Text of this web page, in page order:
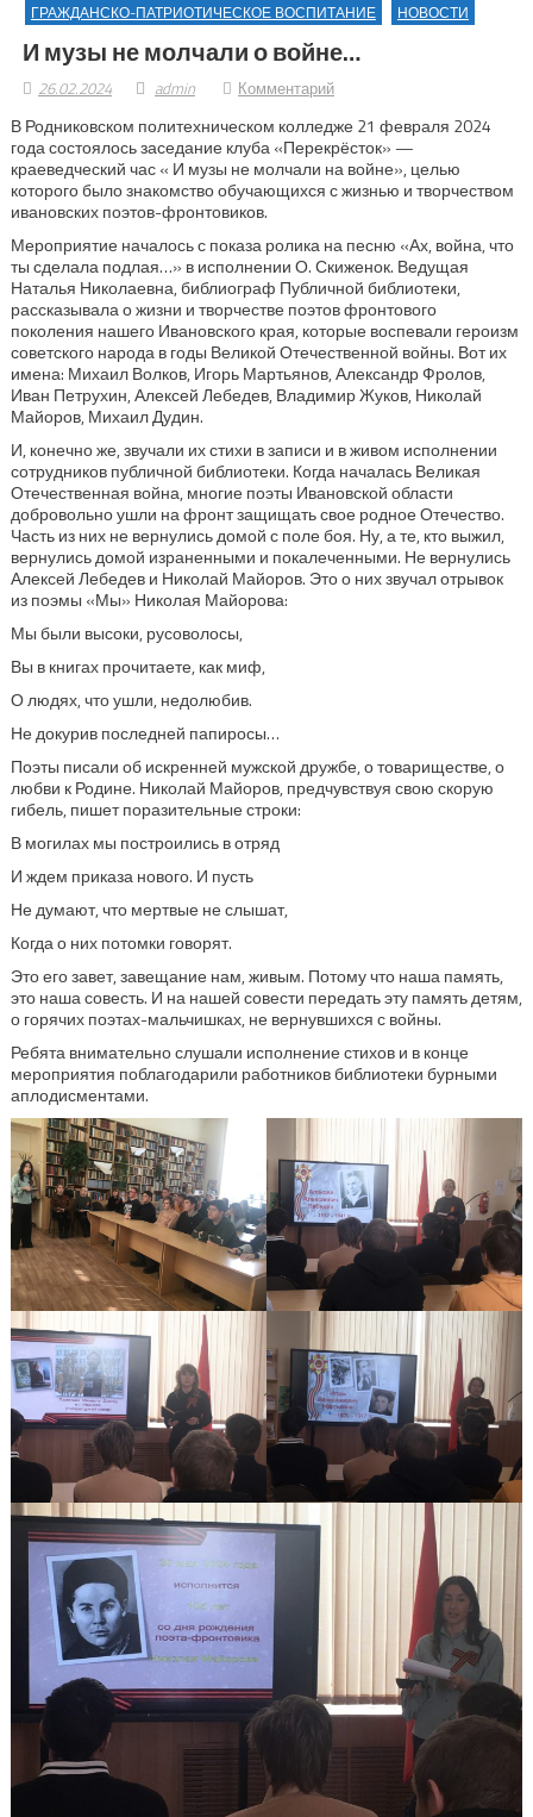
ГРАЖДАНСКО-ПАТРИОТИЧЕСКОЕ ВОСПИТАНИЕ НОВОСТИ
И музы не молчали о войне…
26.02.2024 admin Комментарий
В Родниковском политехническом колледже 21 февраля 2024
года состоялось заседание клуба «Перекрёсток» —
краеведческий час « И музы не молчали на войне», целью
которого было знакомство обучающихся с жизнью и творчеством
ивановских поэтов-фронтовиков.
Мероприятие началось с показа ролика на песню «Ах, война, что
ты сделала подлая…» в исполнении О. Скиженок. Ведущая
Наталья Николаевна, библиограф Публичной библиотеки,
рассказывала о жизни и творчестве поэтов фронтового
поколения нашего Ивановского края, которые воспевали героизм
советского народа в годы Великой Отечественной войны. Вот их
имена: Михаил Волков, Игорь Мартьянов, Александр Фролов,
Иван Петрухин, Алексей Лебедев, Владимир Жуков, Николай
Майоров, Михаил Дудин.
И, конечно же, звучали их стихи в записи и в живом исполнении
сотрудников публичной библиотеки. Когда началась Великая
Отечественная война, многие поэты Ивановской области
добровольно ушли на фронт защищать свое родное Отечество.
Часть из них не вернулись домой с поле боя. Ну, а те, кто выжил,
вернулись домой израненными и покалеченными. Не вернулись
Алексей Лебедев и Николай Майоров. Это о них звучал отрывок
из поэмы «Мы» Николая Майорова:
Мы были высоки, русоволосы,
Вы в книгах прочитаете, как миф,
О людях, что ушли, недолюбив.
Не докурив последней папиросы…
Поэты писали об искренней мужской дружбе, о товариществе, о
любви к Родине. Николай Майоров, предчувствуя свою скорую
гибель, пишет поразительные строки:
В могилах мы построились в отряд
И ждем приказа нового. И пусть
Не думают, что мертвые не слышат,
Когда о них потомки говорят.
Это его завет, завещание нам, живым. Потому что наша память,
это наша совесть. И на нашей совести передать эту память детям,
о горячих поэтах-мальчишках, не вернувшихся с войны.
Ребята внимательно слушали исполнение стихов и в конце
мероприятия поблагодарили работников библиотеки бурными
аплодисментами.